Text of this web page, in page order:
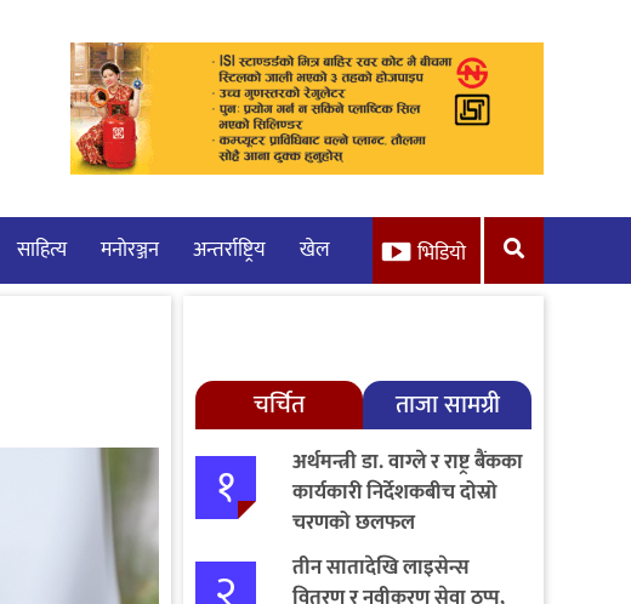
साहित्य मनाेरञ्जन अन्तर्राष्ट्रिय खेल भिडियो
चर्चित ताजा सामग्री
१
अर्थमन्त्री डा. वाग्ले र राष्ट्र बैंकका
कार्यकारी निर्देशकबीच दोस्रो
चरणको छलफल
तीन सातादेखि लाइसेन्स